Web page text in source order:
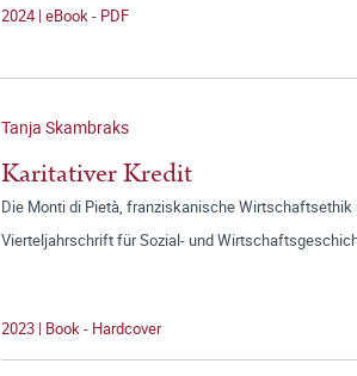
2024 | eBook - PDF
Tanja Skambraks
Karitativer Kredit
Die Monti di Pietà, franziskanische
Vierteljahrschrift für Sozial- und
2023 | Book - Hardcover